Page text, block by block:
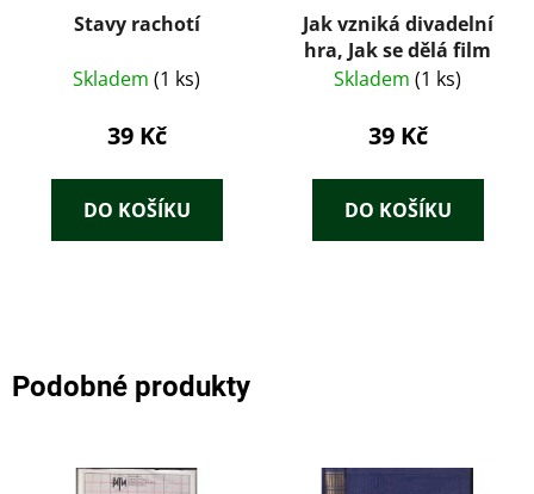
Stavy rachotí
Skladem (1 ks)
39 Kč
DO KOŠÍKU
Jak vzniká divadelní
hra, Jak se dělá film
Skladem (1 ks)
39 Kč
DO KOŠÍKU
Podobné produkty